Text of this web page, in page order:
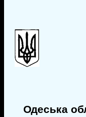
Одеська